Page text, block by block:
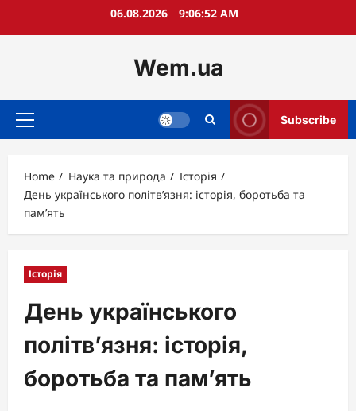
06.08.2026 9:06:54 AM
Wem.ua
Primary
Subscribe
Home Наука та природа
Історія
День українського політв’язня: історія, боротьба та
пам’ять
Історія
День українського
політв’язня: історія,
боротьба та пам’ять